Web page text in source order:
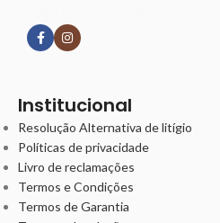
Institucional
Resolução Alternativa de litígio
Políticas de privacidade
Livro de reclamações
Termos e Condições
Termos de Garantia